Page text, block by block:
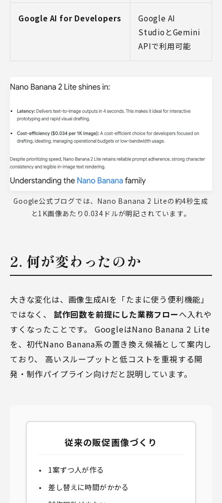
Google AI for Developers
Google AI
StudioとGemini
APIで利用可能
Google公式ブログでは、Nano Banana 2 Liteの約4秒生成
と1K画像あたり0.034ドルが明記されています。
2. 何が変わったのか
大きな変化は、画像生成AIを「たまに使う便利機能」
ではなく、 試作回数を前提にした業務フローへ入れや
すくなったことです。 GoogleはNano Banana 2 Lite
を、初代Nano Banana系の置き換え候補として案内し
ており、 高いスループットと低コストを重視する開
発・制作パイプライン向けだと説明しています。
従来の販促画像づくり
1案ずつ人が作る
差し替えに時間がかかる